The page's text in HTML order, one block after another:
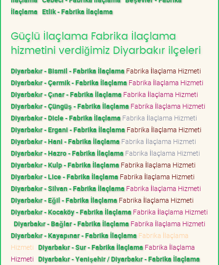
İlaçlama Etlik - Fabrika İlaçlama
Güçlü İlaçlama Fabrika İlaçlama
hizmetini verdiğimiz Diyarbakır ilçeleri
Diyarbakır - Bismil - Fabrika İlaçlama Fabrika İlaçlama Hizmeti
Diyarbakır - Çermik - Fabrika İlaçlama Fabrika İlaçlama Hizmeti
Diyarbakır - Çınar - Fabrika İlaçlama Fabrika İlaçlama Hizmeti
Diyarbakır - Çüngüş - Fabrika İlaçlama Fabrika İlaçlama Hizmeti
Diyarbakır - Dicle - Fabrika İlaçlama Fabrika İlaçlama Hizmeti
Diyarbakır - Ergani - Fabrika İlaçlama Fabrika İlaçlama Hizmeti
Diyarbakır - Hani - Fabrika İlaçlama Fabrika İlaçlama Hizmeti
Diyarbakır - Hazro - Fabrika İlaçlama Fabrika İlaçlama Hizmeti
Diyarbakır - Kulp - Fabrika İlaçlama Fabrika İlaçlama Hizmeti
Diyarbakır - Lice - Fabrika İlaçlama Fabrika İlaçlama Hizmeti
Diyarbakır - Silvan - Fabrika İlaçlama Fabrika İlaçlama Hizmeti
Diyarbakır - Eğil - Fabrika İlaçlama Fabrika İlaçlama Hizmeti
Diyarbakır - Kocaköy - Fabrika İlaçlama Fabrika İlaçlama Hizmeti
Diyarbakır - Bağlar - Fabrika İlaçlama Fabrika İlaçlama Hizmeti
Diyarbakır - Kayapınar - Fabrika İlaçlama Fabrika İlaçlama
Hizmeti Diyarbakır - Sur - Fabrika İlaçlama Fabrika İlaçlama
Hizmeti Diyarbakır - Yenişehir / Diyarbakır - Fabrika İlaçlama